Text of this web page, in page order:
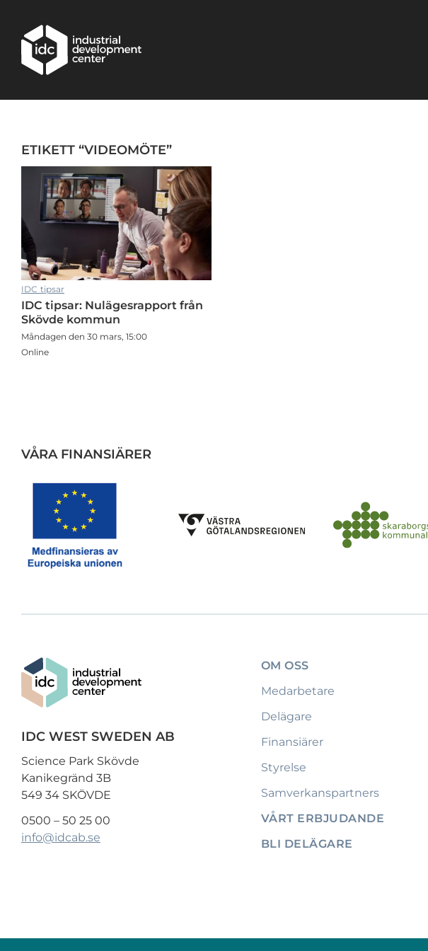
ETIKETT “VIDEOMÖTE”
IDC tipsar
IDC tipsar: Nulägesrapport från
Skövde kommun
Måndagen den 30 mars, 15:00
Online
VÅRA FINANSIÄRER
IDC WEST SWEDEN AB
Science Park Skövde
Kanikegränd 3B
549 34 SKÖVDE
0500 – 50 25 00
info@idcab.se
OM OSS
Medarbetare
Delägare
Finansiärer
Styrelse
Samverkanspartners
VÅRT ERBJUDANDE
BLI DELÄGARE